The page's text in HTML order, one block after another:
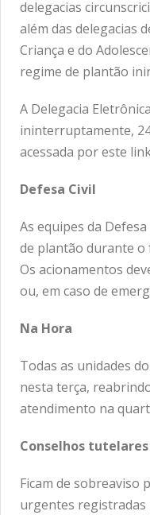
delegacias
além das delegacias
Criança e do
regime de plantão
A Delegacia
ininterruptamente,
acessada poreste
Defesa Civil
As equipes da
de plantão durante o
Os acionamentos
ou, em caso de
Na Hora
Todas as unidades
nesta terça,
atendimento na
Conselhos tutelares
Ficam de sobreaviso
urgentes registradas